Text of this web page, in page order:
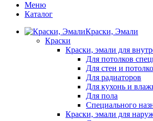
Меню
Каталог
Краски, Эмали
Краски
Краски, эмали для
Для потолков
Для стен и
Для радиаторов
Для кухонь и
Для пола
Специального
Краски, эмали для